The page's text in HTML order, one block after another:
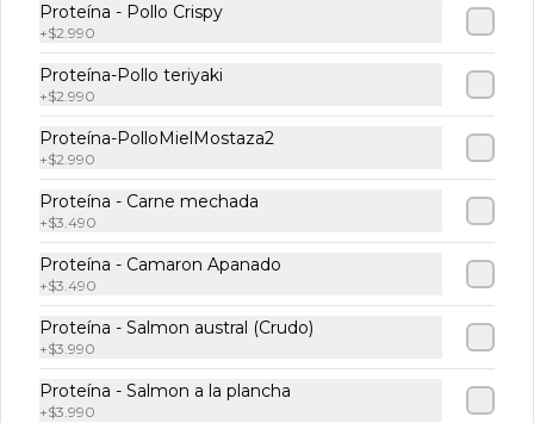
Dulce de leche 100ml
Muffin Arándano
Muffin de vainilla estilo americano con
Proteína - Pollo Crispy
+$2.990
Proteína-Pollo teriyaki
+$2.990
Proteína-PolloMielMostaza2
+$2.990
Proteína - Carne mechada
+$3.490
Proteína - Camaron Apanado
+$3.490
Proteína - Salmon austral (Crudo)
+$3.990
Proteína - Salmon a la plancha
+$3.990